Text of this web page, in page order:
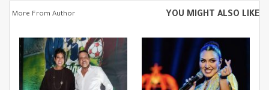
YOU MIGHT ALSO LIKE
More From Author